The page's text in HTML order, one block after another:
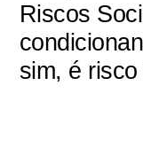
Riscos
sim, é risco